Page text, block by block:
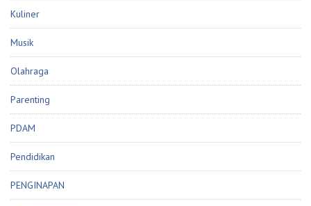
Kuliner
Musik
Olahraga
Parenting
PDAM
Pendidikan
PENGINAPAN